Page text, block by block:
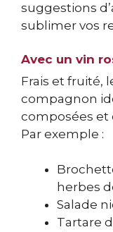
suggestions
sublimer vos
Avec un vin
Frais et fruité,
compagnon
composées et
Par exemple :
herbes
Salade
Tartare